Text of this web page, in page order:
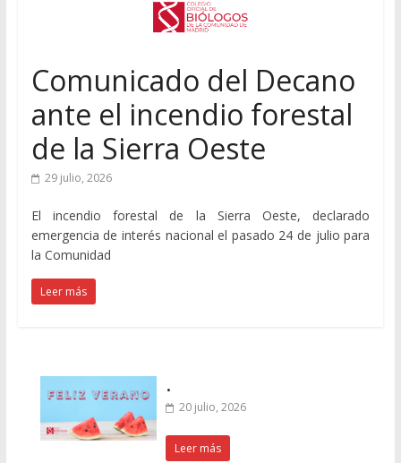
Comunicado del Decano
ante el incendio forestal
de la Sierra Oeste
29 julio, 2026
El incendio forestal de la Sierra Oeste, declarado
emergencia de interés nacional el pasado 24 de julio para
la Comunidad
Leer más
.
20 julio, 2026
Leer más